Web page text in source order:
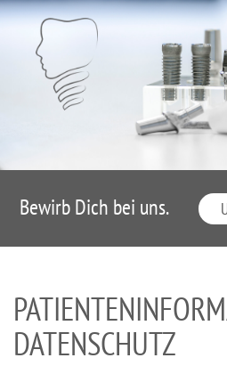
Bewirb Dich bei uns.
DATENSCHUTZ